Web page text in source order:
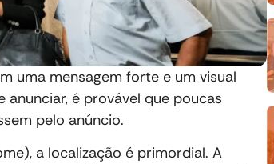
uma mensagem forte e um visual
é provável que poucas
pelo anúncio.
a localização é primordial. A